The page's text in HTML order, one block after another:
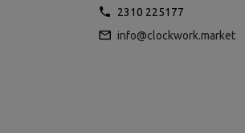
2310 225177
info@clockwork.market